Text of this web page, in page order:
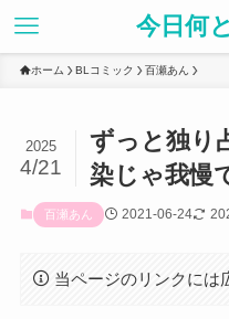
今日何
ホーム BLコミック 百瀬あん
ずっと独り
染じゃ我慢
2025
4/21
百瀬あん 2021-06-24
当ページのリンクには